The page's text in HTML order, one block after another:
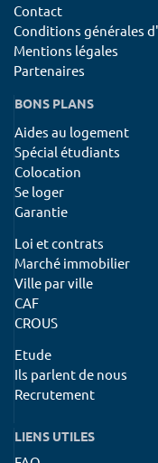
Contact
Conditions générales
Mentions légales
Partenaires
BONS PLANS
Aides au logement
Spécial étudiants
Colocation
Se loger
Garantie
Loi et contrats
Marché immobilier
Ville par ville
CAF
CROUS
Etude
Ils parlent de nous
Recrutement
LIENS UTILES